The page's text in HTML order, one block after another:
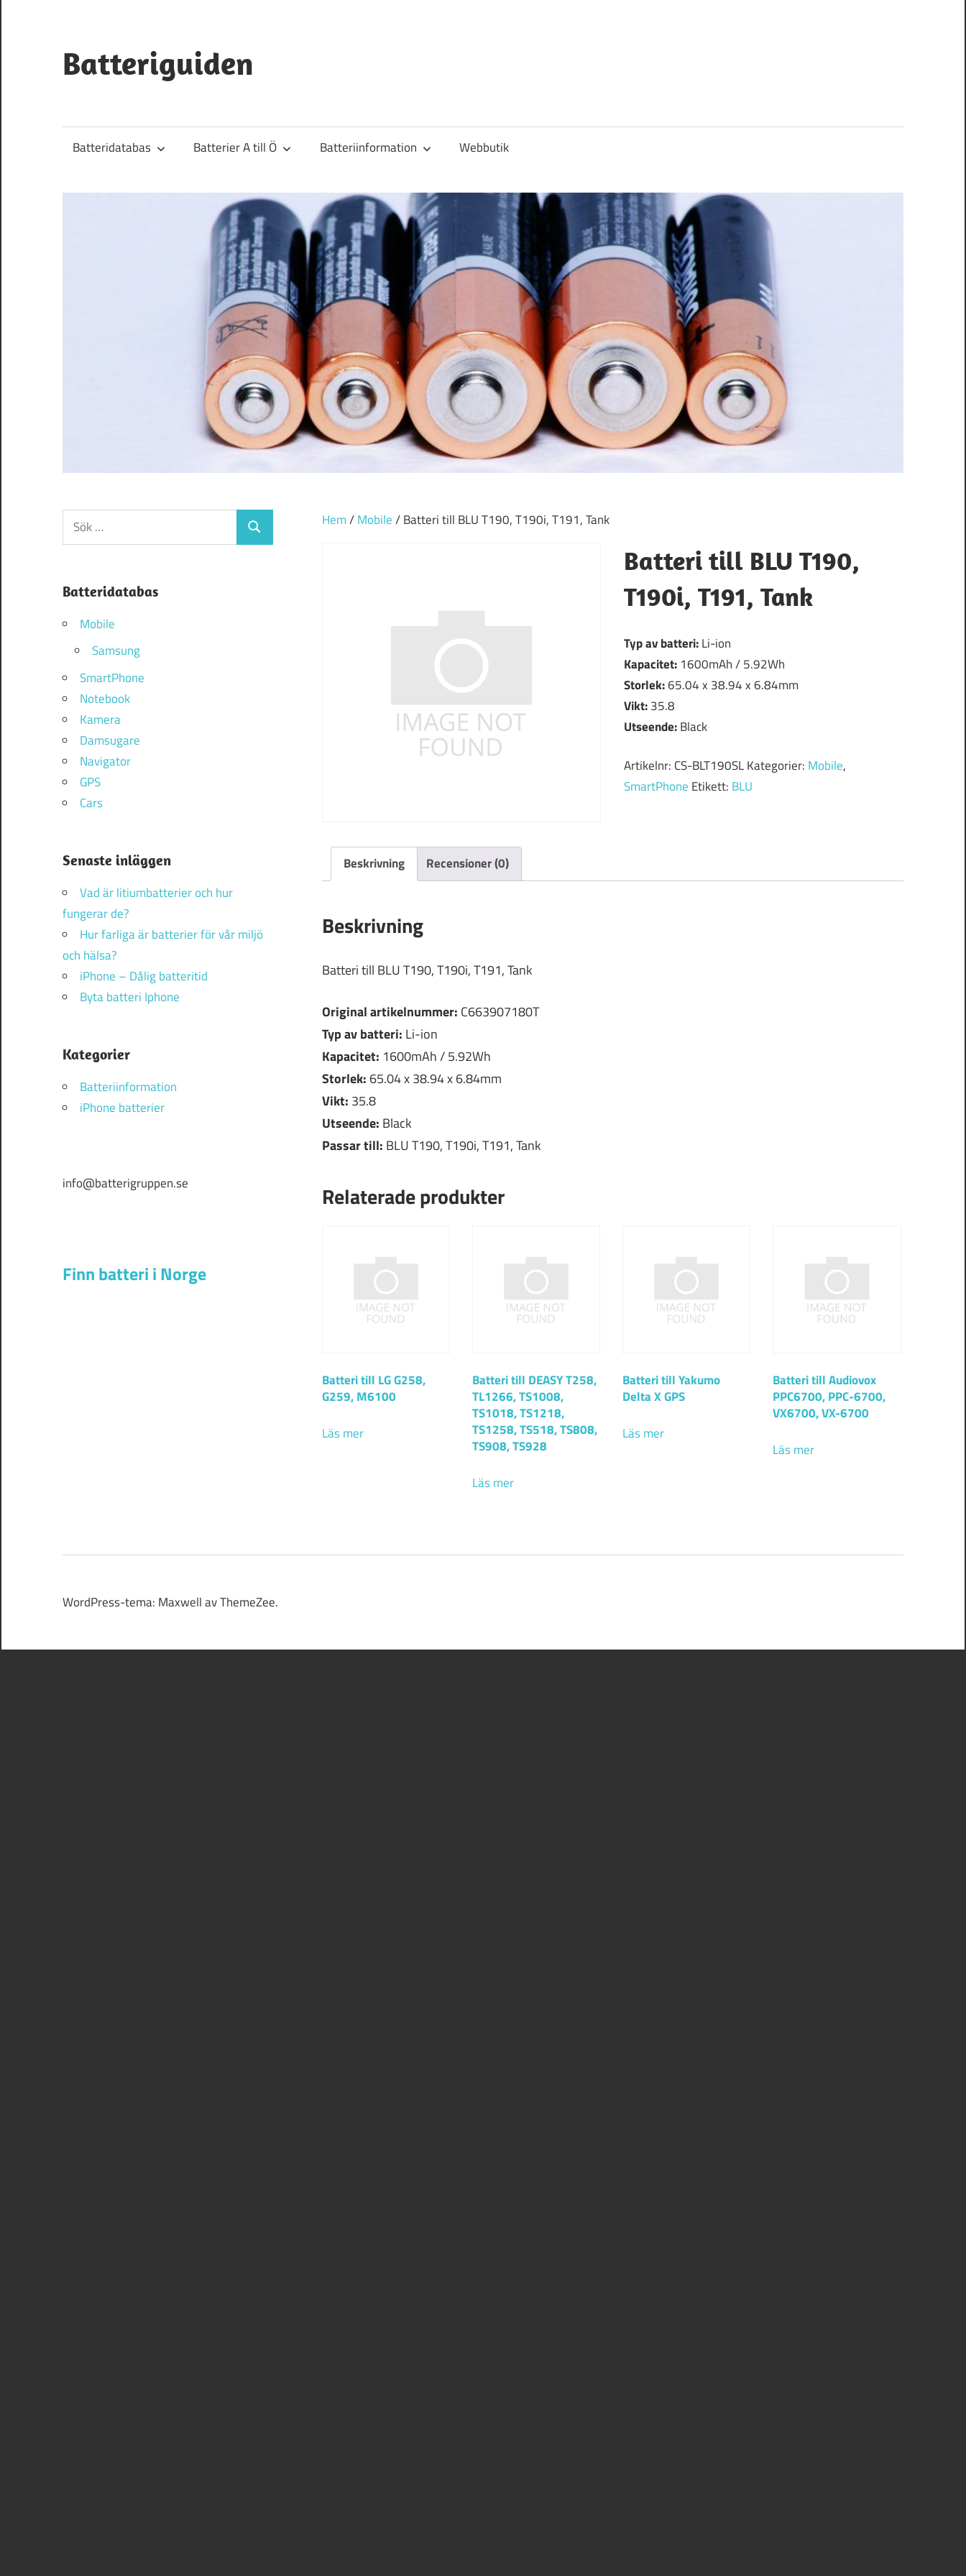
innehåll
Batteriguiden
Batteridatabas Batterier A till Ö Batteriinformation Webbutik
Hem/Mobile/ Batteri till BLU T190, T190i, T191, Tank
Batteri till BLU T190,
T190i, T191, Tank
Typ av batteri:Li-ion
Kapacitet: 1600mAh / 5.92Wh
Storlek:65.04 x 38.94 x 6.84mm
Vikt:35.8
Utseende:Black
Artikelnr: CS-BLT190SLKategorier: Mobile,
SmartPhone Etikett: BLU
Beskrivning Recensioner (0)
Beskrivning
Batteri till BLU T190, T190i, T191, Tank
Original artikelnummer: C663907180T
Typ av batteri: Li-ion
Kapacitet: 1600mAh / 5.92Wh
Storlek: 65.04 x 38.94 x 6.84mm
Vikt: 35.8
Utseende: Black
Passar till: BLU T190, T190i, T191, Tank
Relaterade produkter
Batteri till LG G258,
G259, M6100
Läs mer
Batteri till DEASY T258,
TL1266, TS1008,
TS1018, TS1218,
TS1258, TS518, TS808,
TS908, TS928
Läs mer
Batteri till Yakumo
Delta X GPS
Läs mer
Batteri till Audiovox
PPC6700, PPC-6700,
VX6700, VX-6700
Läs mer
Sök
efter:
Sök
Batteridatabas
Mobile
Samsung
SmartPhone
Notebook
Kamera
Damsugare
Navigator
GPS
Cars
Senaste inläggen
Vad är litiumbatterier och hur
fungerar de?
Hur farliga är batterier för vår miljö
och hälsa?
iPhone – Dålig batteritid
Byta batteri Iphone
Kategorier
Batteriinformation
iPhone batterier
info@batterigruppen.se
Finn batteri i Norge
WordPress-tema: Maxwell av ThemeZee.